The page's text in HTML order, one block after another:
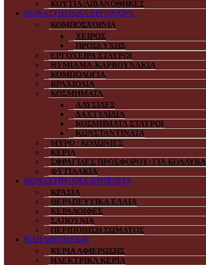
ΚΟΥΤΙΑ/ΛΙΒΑΝΟΘΗΚΕΣ
ΜΟΝΑΣΤΗΡΙΑΚΑ ΕΡΓΟΧΕΙΡΑ
ΚΟΜΠΟΣΧΟΙΝΙΑ
ΧΕΙΡΟΣ
ΠΡΟΣΕΥΧΗΣ
ΕΡΓΟΧΕΙΡΑ ΣΤΑΥΡΟΙ
ΘΥΜΙΑΜΑ-ΚΑΡΒΟΥΝΑΚΙΑ
ΚΟΜΠΟΛΟΓΙΑ
ΒΡΑΧΙΟΛΙΑ
ΚΟΣΜΗΜΑΤΑ
ΑΛΥΣΙΔΕΣ
ΔΑΧΤΥΛΙΔΙΑ
ΚΟΣΜΗΜΑΤΑ ΣΤΑΥΡΟΙ
ΚΩΝΣΤΑΝΤΙΝΑΤΑ
ΜΥΡΟ / ΚΟΛΩΝΙΕΣ
ΚΕΡΙΑ
ΣΦΡΑΓΙΔΕΣ ΠΡΟΣΦΟΡΟΥ/ ΓΙΑ ΚΟΛΛΥΒΑ
ΦΥΤΙΛΑΚΙΑ
ΜΟΝΑΣΤΗΡΙΑΚΑ ΠΡΟΪΌΝΤΑ
ΚΡΑΣΙΑ
ΘΕΡΑΠΕΥΤΙΚΑ ΕΛΑΙΑ
ΚΕΡΑΛΟΙΦΕΣ
ΣΑΠΟΥΝΙΑ
ΠΕΡΙΠΟΙΗΣΗ ΣΩΜΑΤΟΣ
ΕΙΔΗ ΜΝΗΜΕΙΩΝ
ΚΕΡΙΑ ΑΦΙΕΡΩΣΗΣ
ΗΛΕΚΤΡΙΚΑ ΚΕΡΙΑ